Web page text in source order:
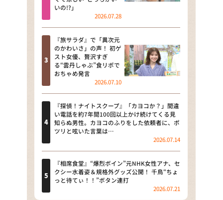
DAIGOも台所 ～きょうの献立 何
にする？～
本日はダイアンなり！シーズン２
朝だ！生です旅サラダ
教えて！ニュースライブ 正義の
ミカタ
ＬＩＦＥ～夢のカタチ～
新婚さんいらっしゃい！
ポツンと一軒家
ザキ山小屋本館
いの!?」
2026.07.28
『旅サラダ』で「異次元
のかわいさ」の声！ 初ゲ
スト女優、贅沢すぎ
る“雲丹しゃぶ”食リポで
おちゃめ発言
2026.07.10
『探偵！ナイトスクープ』「カヨコか？」間違
い電話を約7年間100回以上かけ続けてくる見
知らぬ男性。カヨコのふりをした依頼者に、ポ
ツリと呟いた言葉は…
2026.07.14
『相席食堂』“爆烈ボイン”元NHK女性アナ、セ
クシー水着姿＆規格外グッズ公開！ 千鳥“ちょ
っと待てぃ！！”ボタン連打
2026.07.21